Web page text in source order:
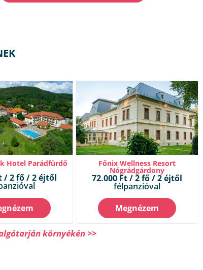
Hotel Parádfürdő
/ 2 fő / 2 éjtől
Főnix Wellness Resort
Nógrádgárdony
72.000 Ft / 2 fő / 2 éjtől
félpanzióval
Megnézem
környékén >>